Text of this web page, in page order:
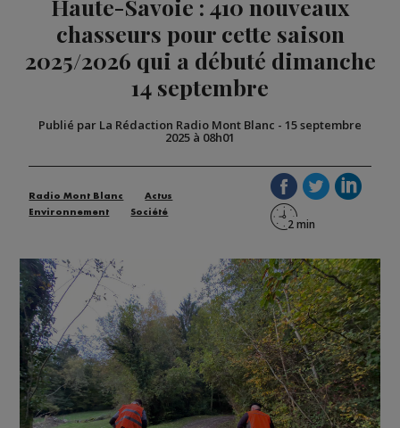
Haute-Savoie : 410 nouveaux
chasseurs pour cette saison
2025/2026 qui a débuté dimanche
14 septembre
Publié par La Rédaction Radio Mont Blanc - 15 septembre
2025 à 08h01
Radio Mont Blanc
Actus
Environnement
Société